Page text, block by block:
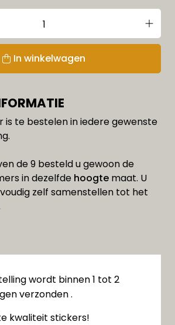
In winkelwagen
is te bestelen in iedere gewenste
de 9 besteld u gewoon de
in dezelfde hoogte maat. U
zelf samenstellen tot het
wordt binnen 1 tot 2
verzonden .
kwaliteit stickers!